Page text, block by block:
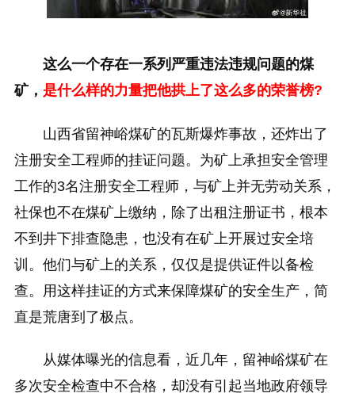
这么一个存在一系列严重违法违规问题的煤
矿， 是什么样的力量把他拱上了这么多的荣誉榜?
山西省留神峪煤矿的瓦斯爆炸事故，还炸出了
注册安全工程师的挂证问题。为矿上承担安全管理
工作的3名注册安全工程师，与矿上并无劳动关系，
社保也不在煤矿上缴纳，除了出租注册证书，根本
不到井下排查隐患，也没有在矿上开展过安全培
训。他们与矿上的关系，仅仅是提供证件以备检
查。用这样挂证的方式来保障煤矿的安全生产，简
直是荒唐到了极点。
从媒体曝光的信息看，近几年，留神峪煤矿在
多次安全检查中不合格，却没有引起当地政府领导